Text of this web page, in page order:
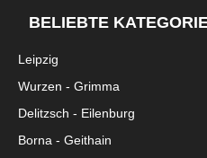
BELIEBTE
Leipzig
Wurzen - Grimma
Delitzsch - Eilenburg
Borna - Geithain